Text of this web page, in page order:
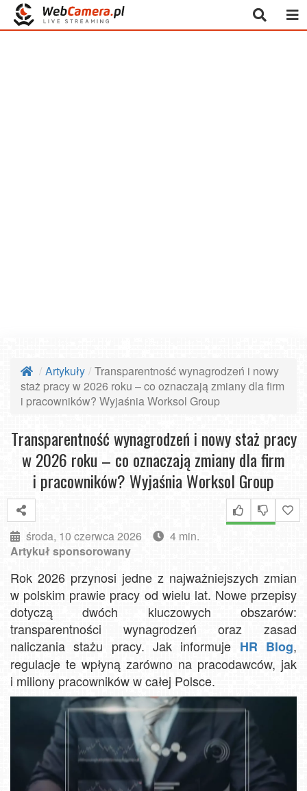
Artykuły
Transparentność wynagrodzeń i nowy
staż pracy w 2026 roku – co oznaczają zmiany dla firm
i pracowników? Wyjaśnia Worksol Group
Transparentność wynagrodzeń i nowy staż pracy
w 2026 roku – co oznaczają zmiany dla firm
i pracowników? Wyjaśnia Worksol Group
środa, 10 czerwca 2026
4 min.
Artykuł sponsorowany
Rok 2026 przynosi jedne z najważniejszych zmian
w polskim prawie pracy od wielu lat. Nowe przepisy
dotyczą dwóch kluczowych obszarów:
transparentności wynagrodzeń oraz zasad
naliczania stażu pracy. Jak informuje HR Blog,
regulacje te wpłyną zarówno na pracodawców, jak
i miliony pracowników w całej Polsce.